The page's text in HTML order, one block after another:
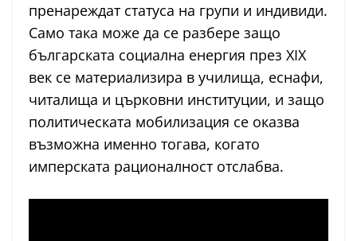
пренареждат статуса на групи и индивиди.
Само така може да се разбере защо
българската социална енергия през XIX
век се материализира в училища, еснафи,
читалища и църковни институции, и защо
политическата мобилизация се оказва
възможна именно тогава, когато
имперската рационалност отслабва.